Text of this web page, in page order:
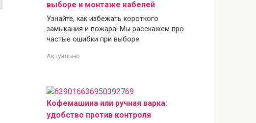
выборе и монтаже кабелей
Узнайте, как избежать короткого
замыкания и пожара! Мы расскажем про
частые ошибки при выборе
Актуально
Кофемашина или ручная варка:
удобство против контроля